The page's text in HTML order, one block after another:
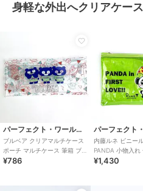
身軽な外出へクリアケース
パーフェクト・ワールド・トーキョー
ブルベア クリアマルチケース
ポーチ マルチケース 筆箱 ブル
¥786
内藤ルネ ビニー
PANDA 小物入れ
ペンポーチ クリア
¥1,430